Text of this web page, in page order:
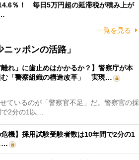
％！ 毎日5万円超の延滞税が積み上が
一覧を見る
ッポンの活路」
離れ」に歯止めはかかるか？】警察庁が本
む「警察組織の構造改革」 実現…
ているのが「警察官不足」だ。警察官の採
2分の1以…
危機】採用試験受験者数は10年間で2分の1
…